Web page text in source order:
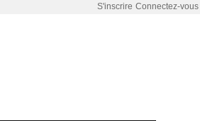
Connectez-vous
S'inscrire